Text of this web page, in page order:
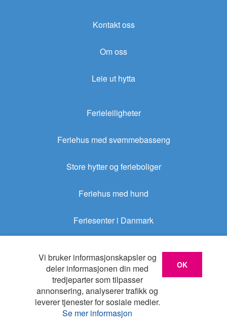
Kontakt oss
Om oss
Leie ut hytta
Ferieleiligheter
Feriehus med svømmebasseng
Store hytter og ferieboliger
Feriehus med hund
Feriesenter i Danmark
Sommerhus.no
Sommerhus.dk
Login for huseiere
Vi bruker informasjonskapsler og
deler informasjonen din med
tredjeparter som tilpasser
annonsering, analyserer trafikk og
leverer tjenester for sosiale medier.
Se mer informasjon
OK